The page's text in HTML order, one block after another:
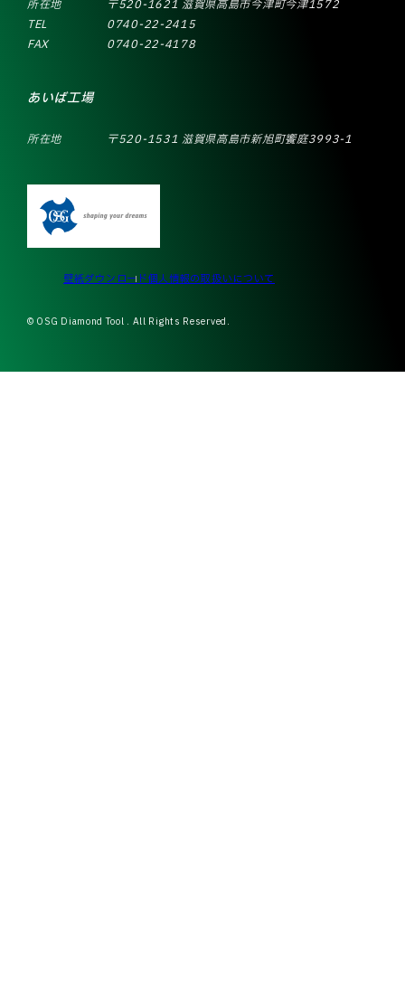
所在地
〒520-1621 滋賀県高島市今津町今津1572
TEL
0740-22-2415
FAX
0740-22-4178
あいば工場
所在地 〒520-1531 滋賀県高島市新旭町饗庭3993-1
壁紙ダウンロード個人情報の取扱いについて
© OSG Diamond Tool . All Rights Reserved.